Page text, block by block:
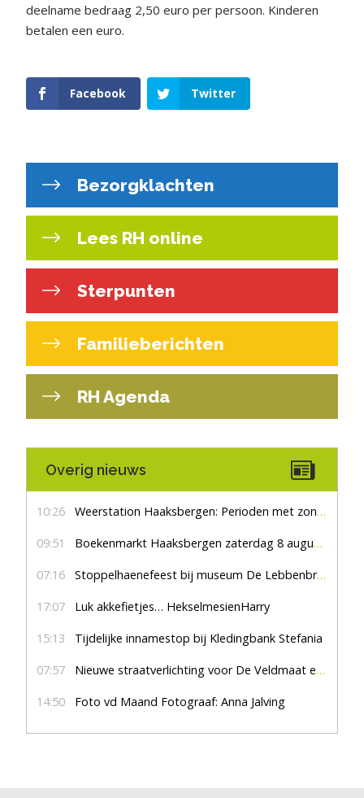
deelname bedraag 2,50 euro per persoon. Kinderen
betalen een euro.
Facebook Twitter
Bezorgklachten
Lees RH online
Sterpunten
Familieberichten
RH Agenda
Overig nieuws
10:26 Weerstation Haaksbergen: Perioden met zon en droog
09:51 Boekenmarkt Haaksbergen zaterdag 8 augustus, marktplein Haaksbergen
07:16 Stoppelhaenefeest bij museum De Lebbenbrugge
17:07 Luk akkefietjes… HekselmesienHarry
15:13 Tijdelijke innamestop bij Kledingbank Stefania
07:57 Nieuwe straatverlichting voor De Veldmaat en De Pas
14:50 Foto vd Maand Fotograaf: Anna Jalving